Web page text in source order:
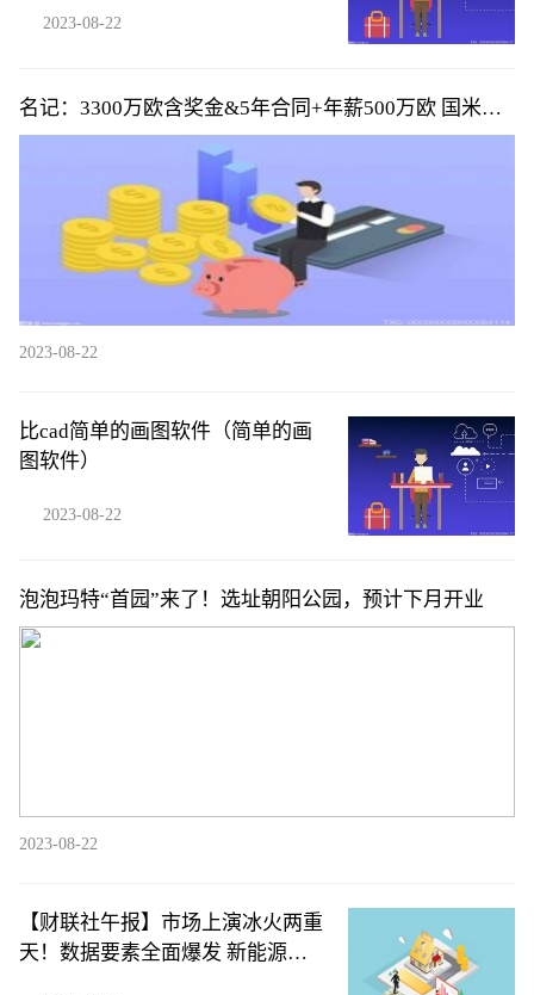
2023-08-22
名记：3300万欧含奖金&5年合同+年薪500万欧 国米将
签下帕瓦尔
2023-08-22
比cad简单的画图软件（简单的画
图软件）
2023-08-22
泡泡玛特“首园”来了！选址朝阳公园，预计下月开业
2023-08-22
【财联社午报】市场上演冰火两重
天！数据要素全面爆发 新能源赛